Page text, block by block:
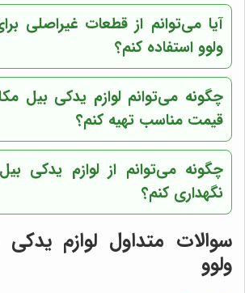
آیا می‌توانم از قطعات غیراصلی
ولوو استفاده کنم؟
چگونه می‌توانم لوازم یدکی بیل
قیمت مناسب تهیه کنم؟
چگونه می‌توانم از لوازم یدکی
نگهداری کنم؟
سوالات متداول لوازم
ولوو